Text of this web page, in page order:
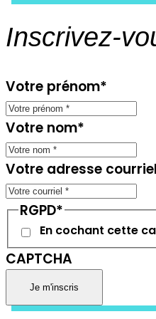
Inscrivez-
Votre prénom*
Votre nom*
Votre adresse courriel
RGPD*
En cochant cette
CAPTCHA